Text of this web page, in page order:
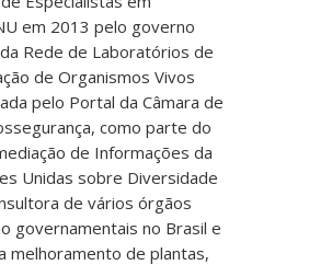
em 2013 pelo governo
Rede de Laboratórios de
de Organismos Vivos
pelo Portal da Câmara de
como parte do
de Informações da
Unidas sobre Diversidade
de vários órgãos
governamentais no Brasil e
melhoramento de plantas,